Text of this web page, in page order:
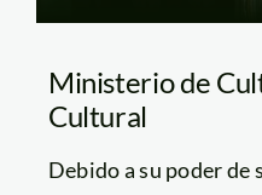
Ministerio de
Cultural
Debido a su poder de